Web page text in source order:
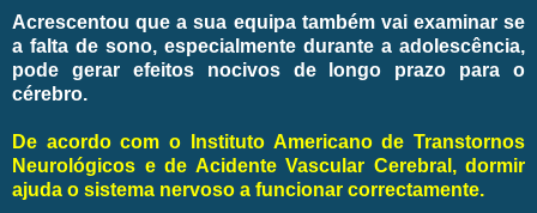
Acrescentou que a sua equipa também vai examinar se
a falta de sono, especialmente durante a adolescência,
pode gerar efeitos nocivos de longo prazo para o
cérebro.
De acordo com o Instituto Americano de Transtornos
Neurológicos e de Acidente Vascular Cerebral, dormir
ajuda o sistema nervoso a funcionar correctamente.